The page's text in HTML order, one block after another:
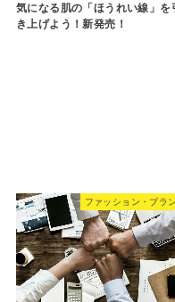
気になる肌の「ほうれい線」を
き上げよう！新発売！
ファッション・ブラ